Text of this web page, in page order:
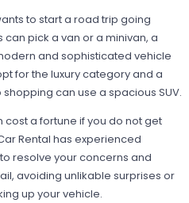
to start a road trip going
pick a van or a minivan, a
and sophisticated vehicle
for the luxury category and a
can use a spacious SUV.
cost a fortune if you do not get
Rental has experienced
resolve your concerns and
avoiding unlikable surprises or
up your vehicle.